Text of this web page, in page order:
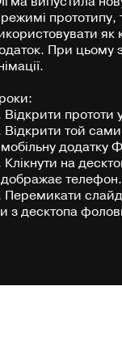
як
При цьому
Відкрити прототи
Відкрити той
додатку
Клікнути на
телефон.
Перемикати
з десктопа